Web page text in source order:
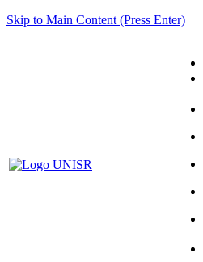
Skip to Main Content (Press Enter)